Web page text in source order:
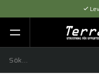
Flexibel